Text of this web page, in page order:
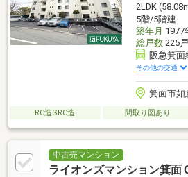
2LDK
5階/5階建
築年月 1977
総戸数225戸
阪急箕面
その他の交通
箕面市如
RC造SRC造 間取り図あり
中古売マンション
ライオンズマンション箕面